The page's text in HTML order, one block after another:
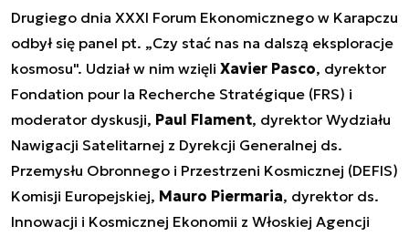
Drugiego dnia XXXI Forum Ekonomicznego w Karapczu
odbył się panel pt. „Czy stać nas na dalszą eksploracje
kosmosu". Udział w nim wzięli Xavier Pasco, dyrektor
Fondation pour la Recherche Stratégique (FRS) i
moderator dyskusji, Paul Flament, dyrektor Wydziału
Nawigacji Satelitarnej z Dyrekcji Generalnej ds.
Przemysłu Obronnego i Przestrzeni Kosmicznej (DEFIS)
Komisji Europejskiej, Mauro Piermaria, dyrektor ds.
Innowacji i Kosmicznej Ekonomii z Włoskiej Agencji